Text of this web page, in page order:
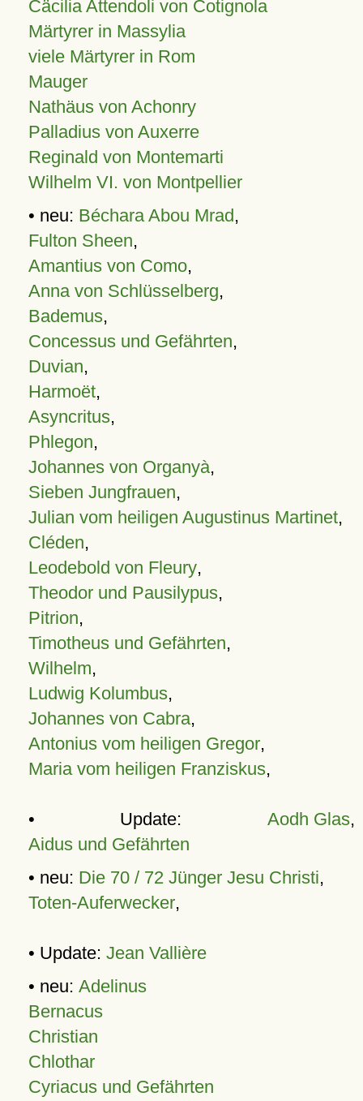
Cäcilia Attendoli von Cotignola
Märtyrer in Massylia
viele Märtyrer in Rom
Mauger
Nathäus von Achonry
Palladius von Auxerre
Reginald von Montemarti
Wilhelm VI. von Montpellier
• neu: Béchara Abou Mrad,
Fulton Sheen,
Amantius von Como,
Anna von Schlüsselberg,
Bademus,
Concessus und Gefährten,
Duvian,
Harmoët,
Asyncritus,
Phlegon,
Johannes von Organyà,
Sieben Jungfrauen,
Julian vom heiligen Augustinus Martinet,
Cléden,
Leodebold von Fleury,
Theodor und Pausilypus,
Pitrion,
Timotheus und Gefährten,
Wilhelm,
Ludwig Kolumbus,
Johannes von Cabra,
Antonius vom heiligen Gregor,
Maria vom heiligen Franziskus,
• Update: Aodh Glas,
Aidus und Gefährten
• neu: Die 70 / 72 Jünger Jesu Christi,
Toten-Auferwecker,
• Update: Jean Vallière
• neu: Adelinus
Bernacus
Christian
Chlothar
Cyriacus und Gefährten